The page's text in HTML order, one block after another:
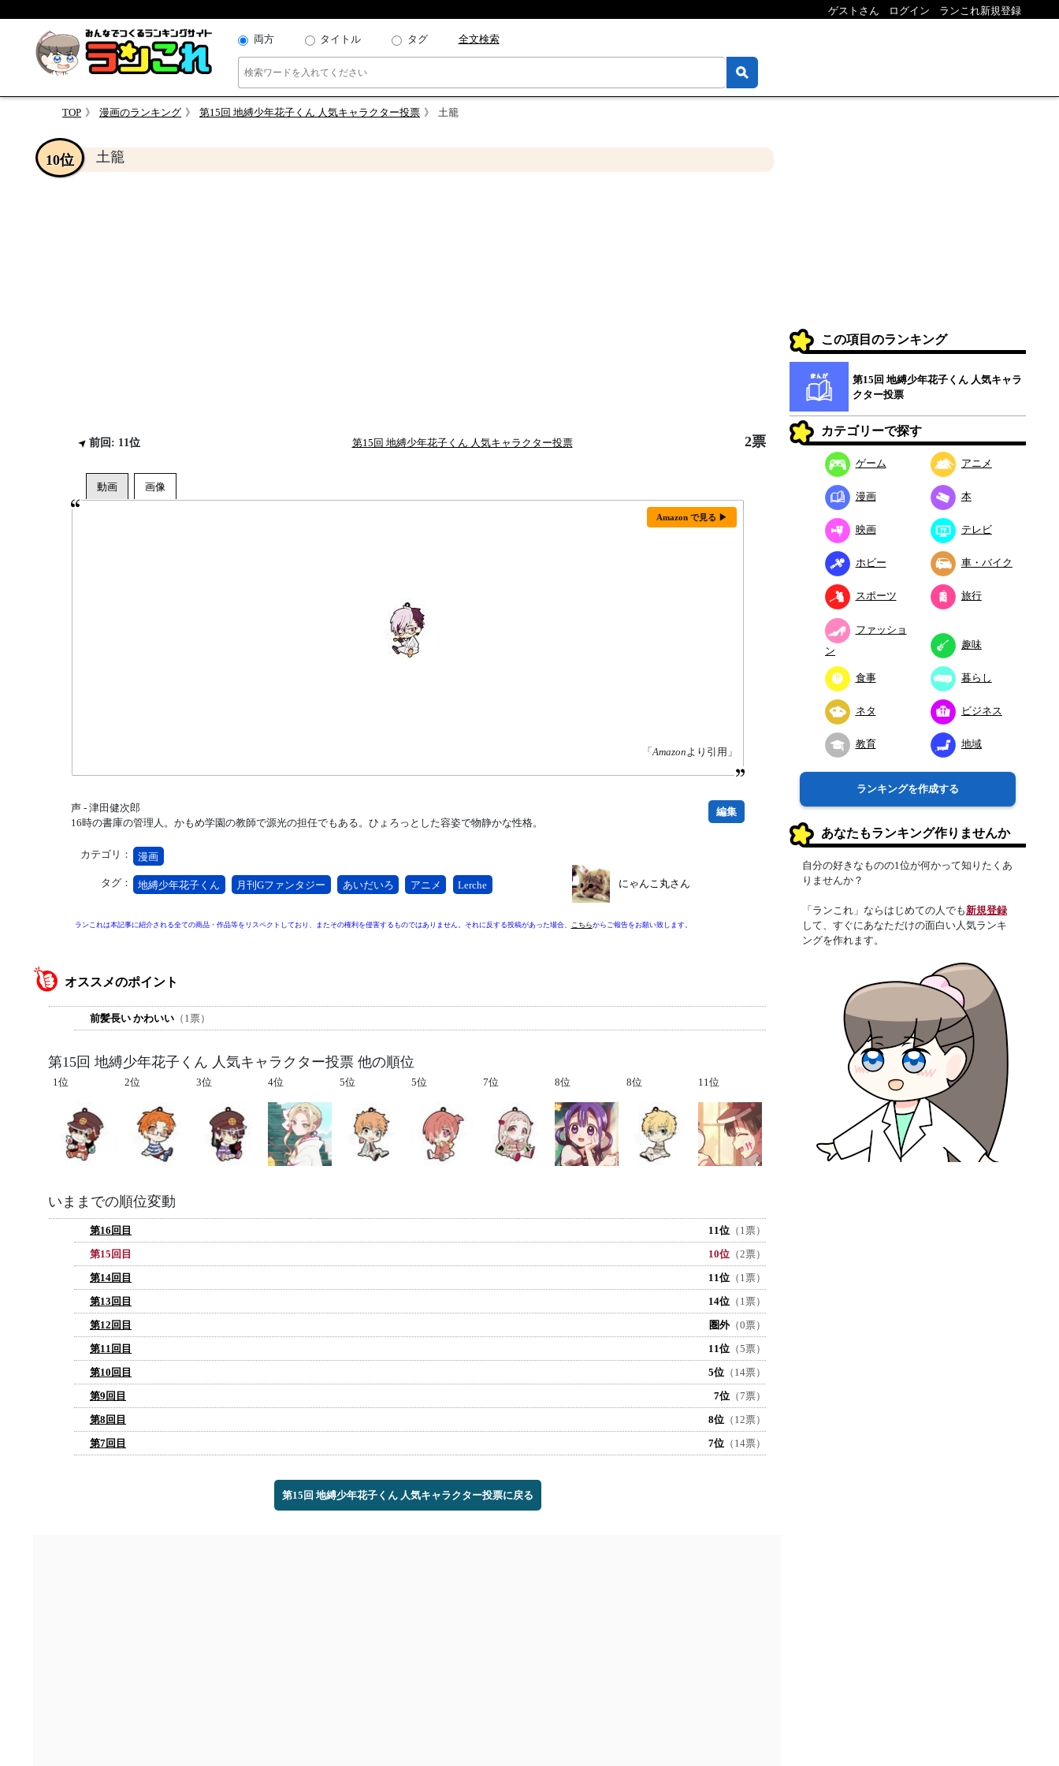
ゲストさん ログイン ランこれ新規登録
両方 タイトル タグ 全文検索
TOP 漫画のランキング 第15回 地縛少年花子くん 人気キャラクター投票 土籠
土籠
10位
前回: 11位 第15回 地縛少年花子くん 人気キャラクター投票 2票
Amazon で見る ▶
「Amazonより引用」
声 - 津田健次郎
16時の書庫の管理人。かもめ学園の教師で源光の担任でもある。ひょろっとした容姿で物静かな性格。
カテゴリ： 漫画
タグ： 地縛少年花子くん 月刊Gファンタジー あいだいろ アニメ Lerche
編集
にゃんこ丸さん
ランこれは本記事に紹介される全ての商品・作品等をリスペクトしており、またその権利を侵害するものではありません。それに反する投稿があった場合、 こちらからご報告をお願い致します。
オススメのポイント
前髪長い かわいい （1票）
第15回 地縛少年花子くん 人気キャラクター投票 他の順位
1位 2位 3位 4位 5位 5位 7位 8位 8位 11位
いままでの順位変動
第16回目 11位 （1票）
第15回目
10位 （2票）
第14回目
11位 （1票）
第13回目
14位 （1票）
第12回目
圏外（0票）
第11回目
11位 （5票）
第10回目
5位 （14票）
第9回目
7位 （7票）
第8回目
8位 （12票）
第7回目
7位 （14票）
第15回 地縛少年花子くん 人気キャラクター投票に戻る
この項目のランキング
第15回 地縛少年花子くん 人気キャラ
クター投票
カテゴリーで探す
ゲーム アニメ
漫画 本
映画 テレビ
ホビー 車・バイク
スポーツ 旅行
ファッショ
ン
趣味
食事 暮らし
ネタ ビジネス
教育 地域
ランキングを作成する
あなたもランキング作りませんか
自分の好きなものの1位が何かって知りたくあ
りませんか？
「ランこれ」ならはじめての人でも新規登録
して、すぐにあなただけの面白い人気ランキ
ングを作れます。